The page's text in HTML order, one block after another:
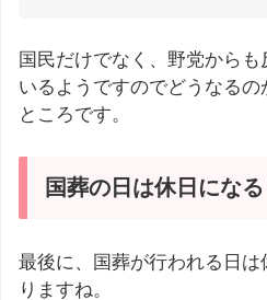
国民だけでなく、野党から
いるようですのでどうなる
ところです。
国葬の日は休日になる
最後に、国葬が行われる日
りますね。